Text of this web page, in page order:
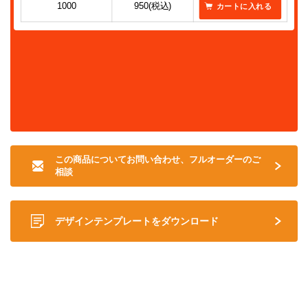
1000 950(税込)
この商品についてお問い合わせ、フルオーダーのご
相談
デザインテンプレートをダウンロード